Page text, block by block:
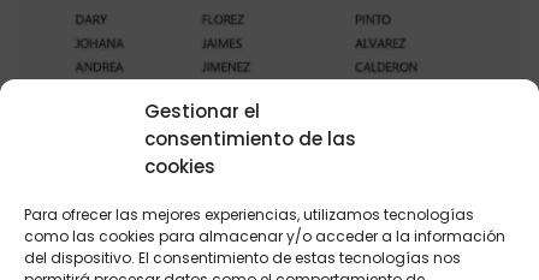
Gestionar el
consentimiento de las
cookies
Para ofrecer las mejores experiencias, utilizamos tecnologías
como las cookies para almacenar y/o acceder a la información
del dispositivo. El consentimiento de estas tecnologías nos